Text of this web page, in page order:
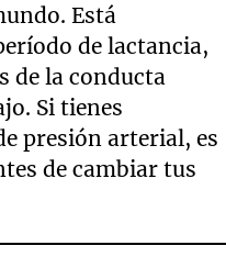
Está
de lactancia,
de la conducta
Si tienes
presión arterial, es
de cambiar tus